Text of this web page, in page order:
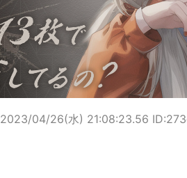
2023/04/26(水) 21:08:23.56